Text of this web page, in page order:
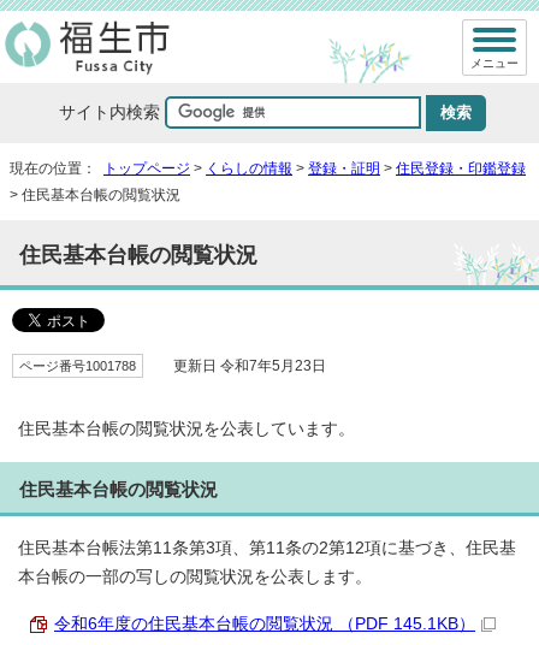
サイト内検索
メニュー
現在の位置： トップページ > くらしの情報 > 登録・証明 > 住民登録・印鑑登録
> 住民基本台帳の閲覧状況
住民基本台帳の閲覧状況
ページ番号1001788 更新日 令和7年5月23日
住民基本台帳の閲覧状況を公表しています。
住民基本台帳の閲覧状況
住民基本台帳法第11条第3項、第11条の2第12項に基づき、住民基
本台帳の一部の写しの閲覧状況を公表します。
令和6年度の住民基本台帳の閲覧状況 （PDF 145.1KB）